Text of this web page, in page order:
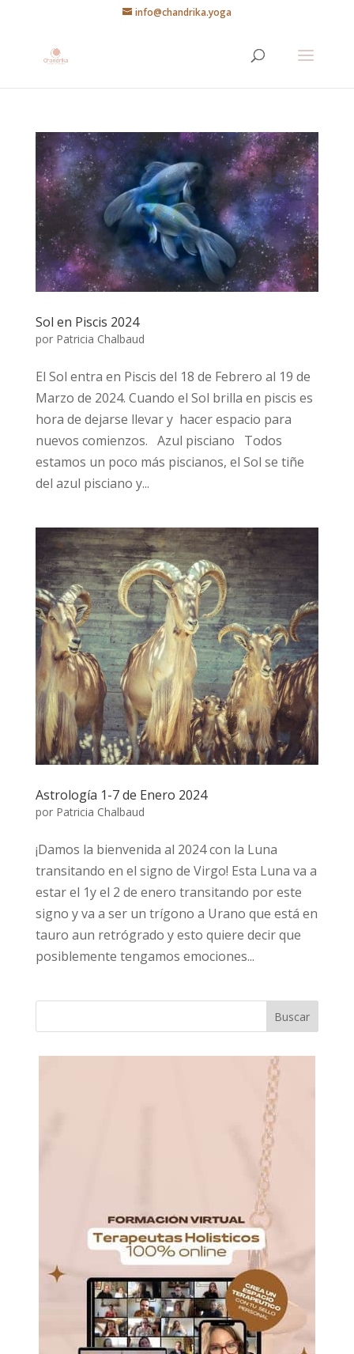
info@chandrika.yoga
Sol en Piscis 2024
por Patricia Chalbaud
El Sol entra en Piscis del 18 de Febrero al 19 de
Marzo de 2024. Cuando el Sol brilla en piscis es
hora de dejarse llevar y hacer espacio para
nuevos comienzos. Azul pisciano Todos
estamos un poco más piscianos, el Sol se tiñe
del azul pisciano y...
Astrología 1-7 de Enero 2024
por Patricia Chalbaud
¡Damos la bienvenida al 2024 con la Luna
transitando en el signo de Virgo! Esta Luna va a
estar el 1y el 2 de enero transitando por este
signo y va a ser un trígono a Urano que está en
tauro aun retrógrado y esto quiere decir que
posiblemente tengamos emociones...